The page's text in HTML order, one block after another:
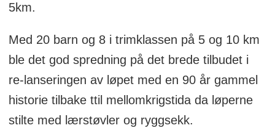
5km.
Med 20 barn og 8 i trimklassen på 5 og 10 km
ble det god spredning på det brede tilbudet i
re-lanseringen av løpet med en 90 år gammel
historie tilbake ttil mellomkrigstida da løperne
stilte med lærstøvler og ryggsekk.